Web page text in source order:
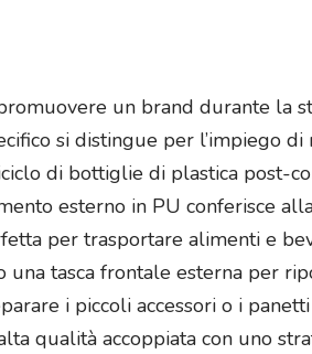
un brand durante la
si distingue per l’impiego di
di bottiglie di plastica post-
esterno in PU conferisce
per trasportare alimenti e
una tasca frontale esterna per
i piccoli accessori o i
qualità accoppiata con uno